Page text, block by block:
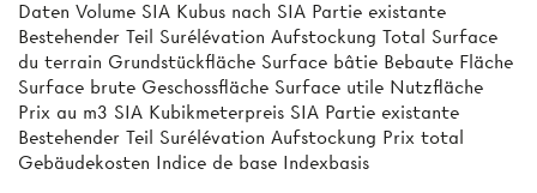
Daten Volume SIA Kubus nach SIA Partie existante
Bestehender Teil Surélévation Aufstockung Total Surface
du terrain Grundstückfläche Surface bâtie Bebaute Fläche
Surface brute Geschossfläche Surface utile Nutzfläche
Prix au m3 SIA Kubikmeterpreis SIA Partie existante
Bestehender Teil Surélévation Aufstockung Prix total
Gebäudekosten Indice de base Indexbasis